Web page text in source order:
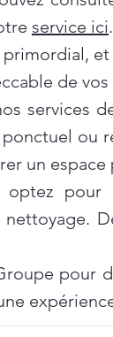
service ici.
de
services
ou
un
optez pour
pour